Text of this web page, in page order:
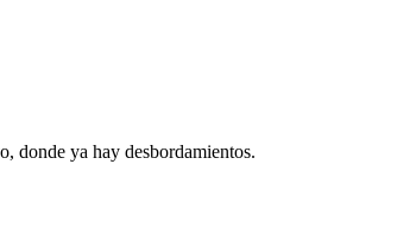
donde ya hay desbordamientos.